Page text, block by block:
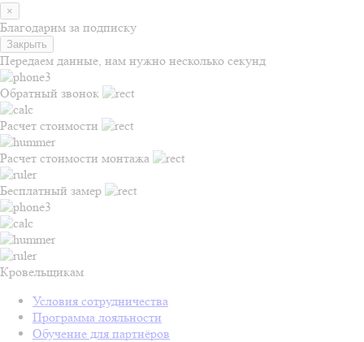
×
Благодарим за подписку
Закрыть
Передаем данные, нам нужно несколько секунд
Обратный звонок
Расчет стоимости
Расчет стоимости монтажа
Бесплатный замер
Кровельщикам
Условия сотрудничества
Программа лояльности
Обучение для партнёров